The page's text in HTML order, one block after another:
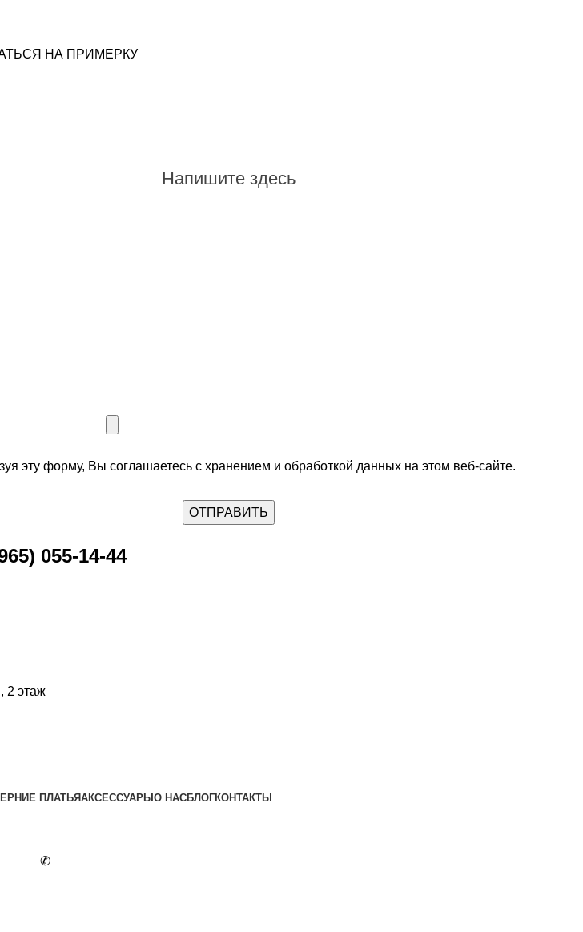
НА ПРИМЕРКУ
Напишите здесь
эту форму, Вы соглашаетесь с хранением и обработкой данных на этом веб-сайте.
055-14-44
2 этаж
ПЛАТЬЯАКСЕССУАРЫ О НАСБЛОГКОНТАКТЫ
✆